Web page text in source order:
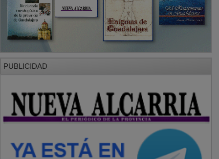
PUBLICIDAD